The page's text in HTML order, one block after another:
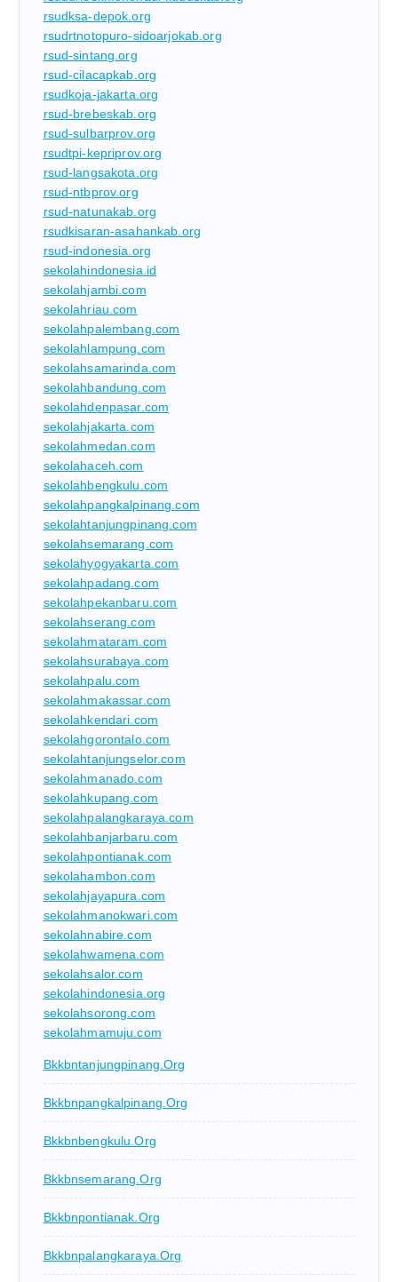
rsudksa-depok.org
rsudrtnotopuro-sidoarjokab.org
rsud-sintang.org
rsud-cilacapkab.org
rsudkoja-jakarta.org
rsud-brebeskab.org
rsud-sulbarprov.org
rsudtpi-kepriprov.org
rsud-langsakota.org
rsud-ntbprov.org
rsud-natunakab.org
rsudkisaran-asahankab.org
rsud-indonesia.org
sekolahindonesia.id
sekolahjambi.com
sekolahriau.com
sekolahpalembang.com
sekolahlampung.com
sekolahsamarinda.com
sekolahbandung.com
sekolahdenpasar.com
sekolahjakarta.com
sekolahmedan.com
sekolahaceh.com
sekolahbengkulu.com
sekolahpangkalpinang.com
sekolahtanjungpinang.com
sekolahsemarang.com
sekolahyogyakarta.com
sekolahpadang.com
sekolahpekanbaru.com
sekolahserang.com
sekolahmataram.com
sekolahsurabaya.com
sekolahpalu.com
sekolahmakassar.com
sekolahkendari.com
sekolahgorontalo.com
sekolahtanjungselor.com
sekolahmanado.com
sekolahkupang.com
sekolahpalangkaraya.com
sekolahbanjarbaru.com
sekolahpontianak.com
sekolahambon.com
sekolahjayapura.com
sekolahmanokwari.com
sekolahnabire.com
sekolahwamena.com
sekolahsalor.com
sekolahindonesia.org
sekolahsorong.com
sekolahmamuju.com
Bkkbntanjungpinang.org
Bkkbnpangkalpinang.org
Bkkbnbengkulu.org
Bkkbnsemarang.org
Bkkbnpontianak.org
Bkkbnpalangkaraya.org